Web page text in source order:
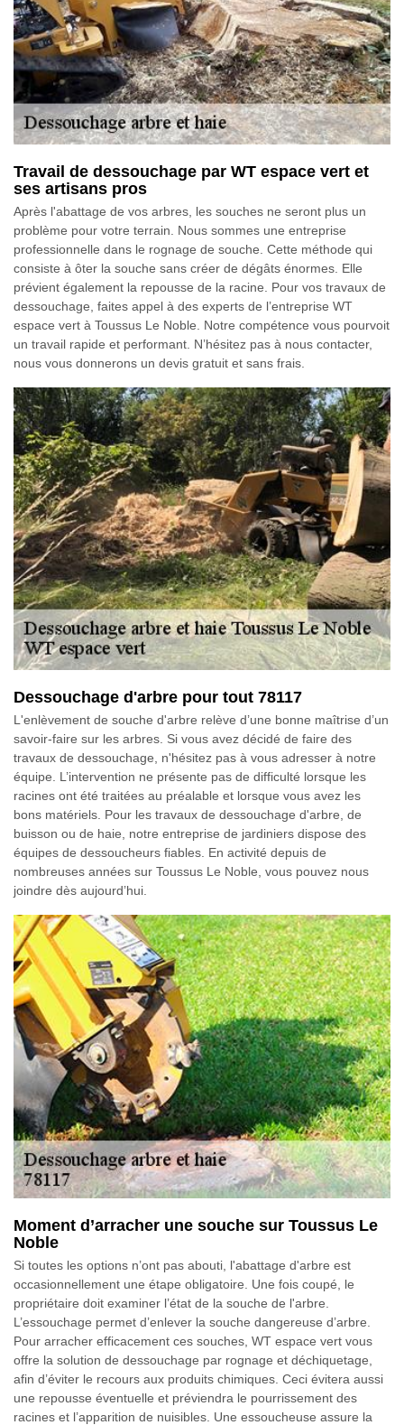
Travail de dessouchage par WT espace vert et
ses artisans pros
Après l'abattage de vos arbres, les souches ne seront plus un
problème pour votre terrain. Nous sommes une entreprise
professionnelle dans le rognage de souche. Cette méthode qui
consiste à ôter la souche sans créer de dégâts énormes. Elle
prévient également la repousse de la racine. Pour vos travaux de
dessouchage, faites appel à des experts de l’entreprise WT
espace vert à Toussus Le Noble. Notre compétence vous pourvoit
un travail rapide et performant. N’hésitez pas à nous contacter,
nous vous donnerons un devis gratuit et sans frais.
Dessouchage d'arbre pour tout 78117
L'enlèvement de souche d'arbre relève d’une bonne maîtrise d’un
savoir-faire sur les arbres. Si vous avez décidé de faire des
travaux de dessouchage, n'hésitez pas à vous adresser à notre
équipe. L’intervention ne présente pas de difficulté lorsque les
racines ont été traitées au préalable et lorsque vous avez les
bons matériels. Pour les travaux de dessouchage d'arbre, de
buisson ou de haie, notre entreprise de jardiniers dispose des
équipes de dessoucheurs fiables. En activité depuis de
nombreuses années sur Toussus Le Noble, vous pouvez nous
joindre dès aujourd’hui.
Moment d’arracher une souche sur Toussus Le
Noble
Si toutes les options n’ont pas abouti, l'abattage d'arbre est
occasionnellement une étape obligatoire. Une fois coupé, le
propriétaire doit examiner l’état de la souche de l'arbre.
L’essouchage permet d’enlever la souche dangereuse d’arbre.
Pour arracher efficacement ces souches, WT espace vert vous
offre la solution de dessouchage par rognage et déchiquetage,
afin d’éviter le recours aux produits chimiques. Ceci évitera aussi
une repousse éventuelle et préviendra le pourrissement des
racines et l’apparition de nuisibles. Une essoucheuse assure la